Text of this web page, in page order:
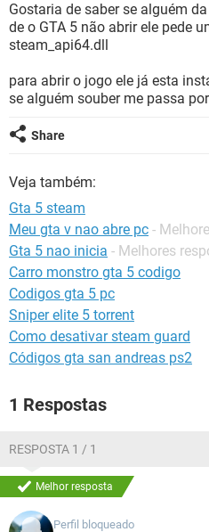
INSTAGRAM
GUIA DE COMPRAS
OUTLOOK
INSTAGRAM
GUIA DE COMPRAS
Gostaria de saber se alguém
de o GTA 5 não abrir ele pede
steam_api64.dll
para abrir o jogo ele já esta
se alguém souber me passa
Share
Veja também:
Gta 5 steam
Meu gta v nao abre pc -
Gta 5 nao inicia - Melhores
Carro monstro gta 5 codigo
Codigos gta 5 pc
Sniper elite 5 torrent
Como desativar steam guard
Códigos gta san andreas ps2
1 Respostas
RESPOSTA 1 / 1
Melhor resposta
Perfil bloqueado